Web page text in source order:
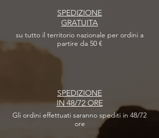
SPEDIZIONE
GRATUITA
su tutto il territorio nazionale per ordini a
partire da 50 €
SPEDIZIONE
IN 48/72 ORE
Gli ordini effettuati saranno spediti in 48/72
ore